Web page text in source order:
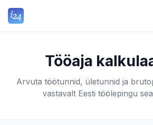
Tööaja
Arvuta töötunnid, ületunnid ja
vastavalt Eesti töölepingu